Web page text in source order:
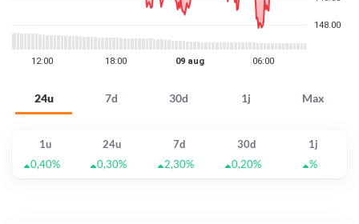
24u 7d 30d 1j Max
1u 24u 7d 30d
1j
0,40%
0,30% 2,30% 0,20% %